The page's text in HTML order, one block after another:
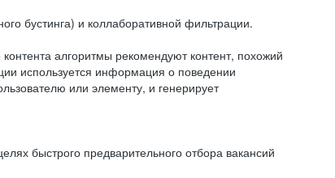
бустинга) и коллаборативной фильтрации.
алгоритмы рекомендуют контент, похожий
используется информация о поведении
или элементу, и генерирует
быстрого предварительного отбора вакансий